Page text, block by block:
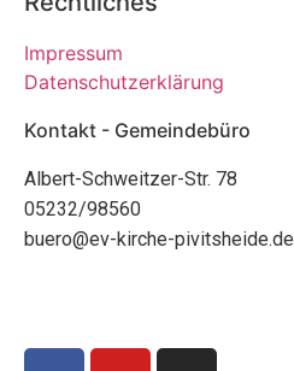
Kontakt - Gemeindebüro
Albert-Schweitzer-Str. 78
05232/98560
buero@ev-kirche-pivitsheide.de
Impressum
Datenschutzerklärung